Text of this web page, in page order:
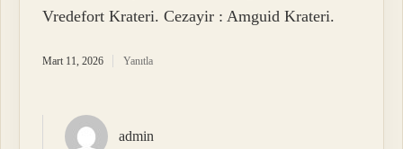
Vredefort Krateri. Cezayir : Amguid Krateri.
Mart 11, 2026 Yanıtla
admin